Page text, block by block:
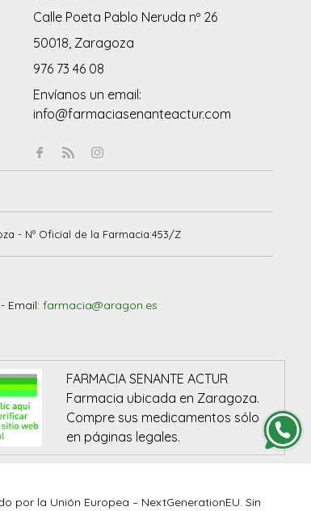
Calle Poeta Pablo Neruda nº 26
50018, Zaragoza
976 73 46 08
Envíanos un email:
info@farmaciasenanteactur.com
- Nº Oficial de la Farmacia:453/Z
Email: farmacia@aragon.es
FARMACIA SENANTE ACTUR
Farmacia ubicada en Zaragoza.
Compre sus medicamentos sólo
en páginas legales.
por la Unión Europea – NextGenerationEU. Sin